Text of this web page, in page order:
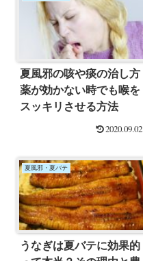
夏風邪の咳や痰の治し方
薬が効かない時でも喉を
スッキリさせる方法
2020.09.02
夏風邪・夏バテ
うなぎは夏バテに効果的